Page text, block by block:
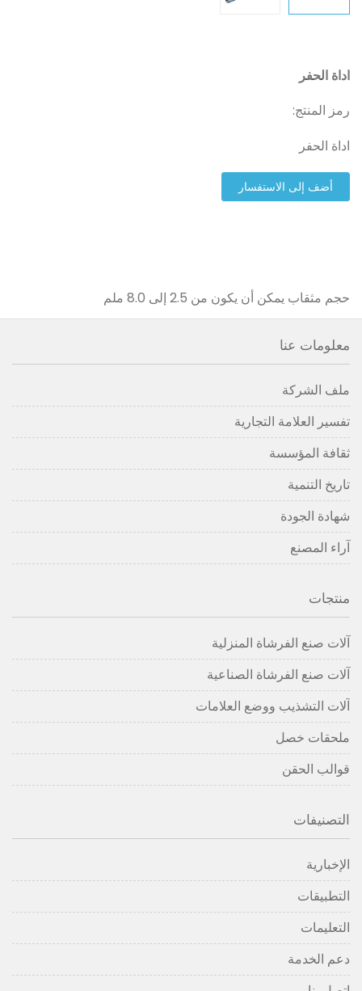
اداة الحفر
رمز المنتج:
اداة الحفر
أضف إلى الاستفسار
حجم مثقاب يمكن أن يكون من 2.5 إلى 8.0 ملم
معلومات عنا
ملف الشركة
تفسير العلامة التجارية
ثقافة المؤسسة
تاريخ التنمية
شهادة الجودة
آراء المصنع
منتجات
آلات صنع الفرشاة المنزلية
آلات صنع الفرشاة الصناعية
آلات التشذيب ووضع العلامات
ملحقات خصل
قوالب الحقن
التصنيفات
الإخبارية
التطبيقات
التعليمات
دعم الخدمة